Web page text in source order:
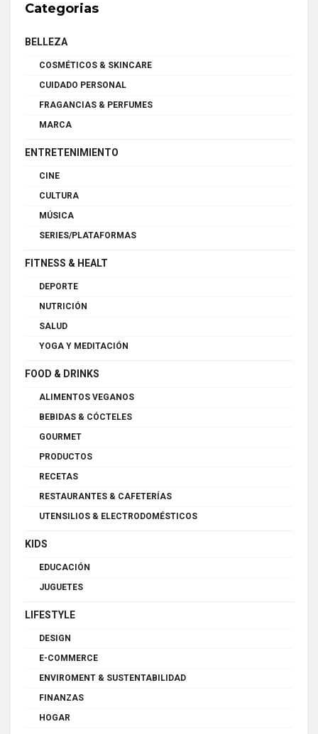
Categorias
BELLEZA
COSMÉTICOS & SKINCARE
CUIDADO PERSONAL
FRAGANCIAS & PERFUMES
MARCA
ENTRETENIMIENTO
CINE
CULTURA
MÚSICA
SERIES/PLATAFORMAS
FITNESS & HEALT
DEPORTE
NUTRICIÓN
SALUD
YOGA Y MEDITACIÓN
FOOD & DRINKS
ALIMENTOS VEGANOS
BEBIDAS & CÓCTELES
GOURMET
PRODUCTOS
RECETAS
RESTAURANTES & CAFETERÍAS
UTENSILIOS & ELECTRODOMÉSTICOS
KIDS
EDUCACIÓN
JUGUETES
LIFESTYLE
DESIGN
E-COMMERCE
ENVIROMENT & SUSTENTABILIDAD
FINANZAS
HOGAR